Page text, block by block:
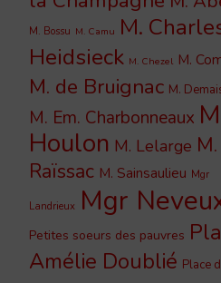
M. Bossu M. Camu M.
Heidsieck M. Chezel M.
M. de Bruignac M.
M. Em. Charbonneaux
Houlon M. Lelarge M.
Raïssac M. Sainsaulieu Mgr
Landrieux Mgr
Petites soeurs des pauvres
Amélie Doublié Place